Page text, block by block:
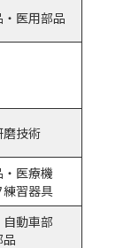
医用部品
磨技術
・医療機
練習器具
動車部
品